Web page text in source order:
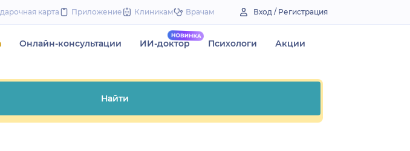
to
карта Приложение Клиникам Врачам Вход / Регистрация
Онлайн-консультации ИИ-доктор Психологи Акции
Найти